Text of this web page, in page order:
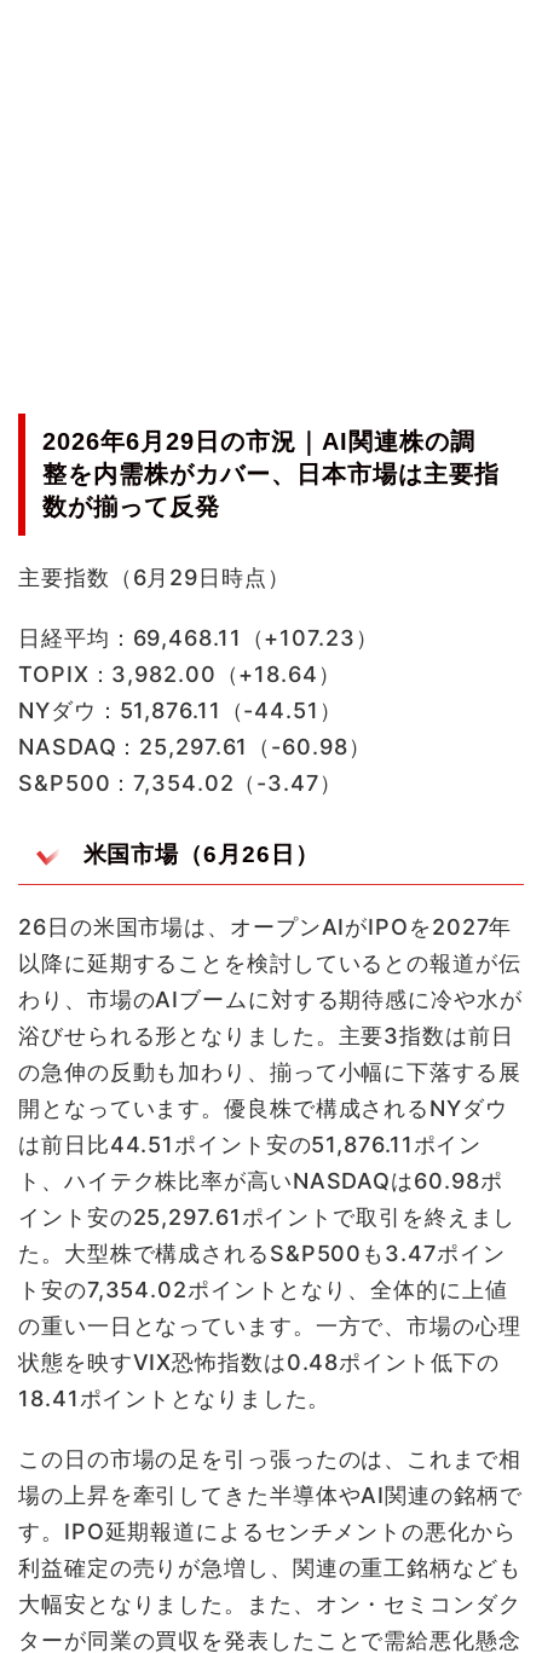
2026年6月29日の市況｜AI関連株の調
整を内需株がカバー、日本市場は主要指
数が揃って反発
主要指数（6月29日時点）
日経平均：69,468.11（+107.23）
TOPIX：3,982.00（+18.64）
NYダウ：51,876.11（-44.51）
NASDAQ：25,297.61（-60.98）
S&P500：7,354.02（-3.47）
米国市場（6月26日）
26日の米国市場は、オープンAIがIPOを2027年
以降に延期することを検討しているとの報道が伝
わり、市場のAIブームに対する期待感に冷や水が
浴びせられる形となりました。主要3指数は前日
の急伸の反動も加わり、揃って小幅に下落する展
開となっています。優良株で構成されるNYダウ
は前日比44.51ポイント安の51,876.11ポイン
ト、ハイテク株比率が高いNASDAQは60.98ポ
イント安の25,297.61ポイントで取引を終えまし
た。大型株で構成されるS&P500も3.47ポイン
ト安の7,354.02ポイントとなり、全体的に上値
の重い一日となっています。一方で、市場の心理
状態を映すVIX恐怖指数は0.48ポイント低下の
18.41ポイントとなりました。
この日の市場の足を引っ張ったのは、これまで相
場の上昇を牽引してきた半導体やAI関連の銘柄で
す。IPO延期報道によるセンチメントの悪化から
利益確定の売りが急増し、関連の重工銘柄なども
大幅安となりました。また、オン・セミコンダク
ターが同業の買収を発表したことで需給悪化懸念